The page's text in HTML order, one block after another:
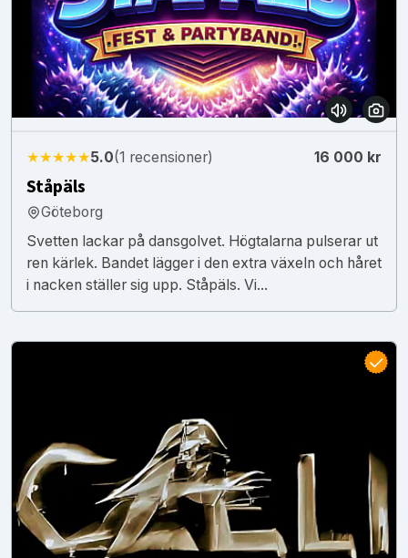
★★★★★5.0(1 recensioner) 16 000 kr
Ståpäls
Göteborg
Svetten lackar på dansgolvet. Högtalarna pulserar ut
ren kärlek. Bandet lägger i den extra växeln och håret
i nacken ställer sig upp. Ståpäls. Vi...